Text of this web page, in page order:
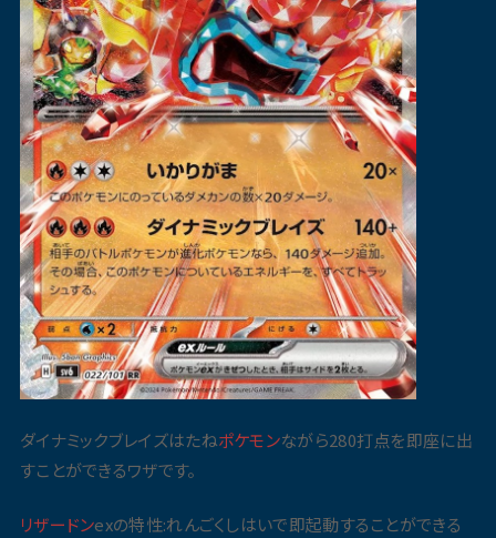
ダイナミックブレイズはたねポケモンながら280打点を即座に出
すことができるワザです。
リザードンexの特性:れんごくしはいで即起動することができる